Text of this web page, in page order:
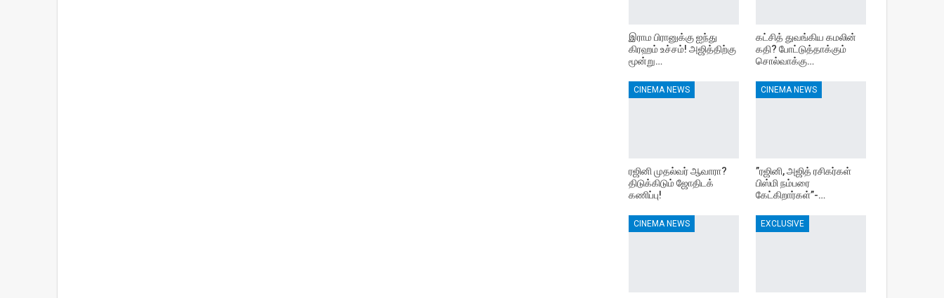
இராம பிரானுக்கு ஐந்து
கிரஹம் உச்சம்! அஜித்திற்கு
மூன்று…
கட்சித் துவங்கிய கமலின்
கதி? போட்டுத்தாக்கும்
சொல்வாக்கு…
CINEMA NEWS
ரஜினி முதல்வர் ஆவாரா?
திடுக்கிடும் ஜோதிடக்
கணிப்பு!
CINEMA NEWS
”ரஜினி, அஜித் ரசிகர்கள்
பிஸ்மி நம்பரை
கேட்கிறார்கள்”-…
CINEMA NEWS EXCLUSIVE